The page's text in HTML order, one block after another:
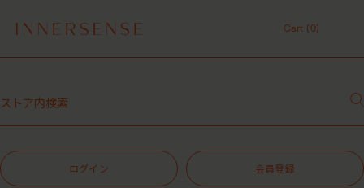
１点以上ご購入で、シャンプーコンディショナーサンプル（２種）プレ
7,700円（税込）以上ご購入で、「ピュアクラリファイングマスク
レビュー1投稿につき30ポイントプレゼント中！
令和8年熊本地震 被災地支援について
１点以上ご購入で、シャンプーコンディショナーサンプル（２種）プレ
Cart (0)
ログイン 会員登録